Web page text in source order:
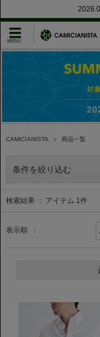
CAMICIANISTA ＞ 商品一覧
条件を絞り込む
検索結果 ： アイテム 1 件
表示順 ：